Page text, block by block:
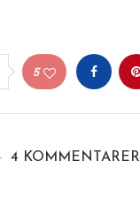
5
4 KOMMENTARER